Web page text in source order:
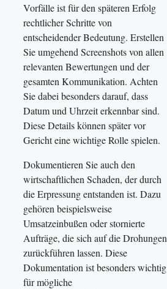
Vorfälle ist für den späteren Erfolg
rechtlicher Schritte von
entscheidender Bedeutung. Erstellen
Sie umgehend Screenshots von allen
relevanten Bewertungen und der
gesamten Kommunikation. Achten
Sie dabei besonders darauf, dass
Datum und Uhrzeit erkennbar sind.
Diese Details können später vor
Gericht eine wichtige Rolle spielen.
Dokumentieren Sie auch den
wirtschaftlichen Schaden, der durch
die Erpressung entstanden ist. Dazu
gehören beispielsweise
Umsatzeinbußen oder stornierte
Aufträge, die sich auf die Drohungen
zurückführen lassen. Diese
Dokumentation ist besonders wichtig
für mögliche